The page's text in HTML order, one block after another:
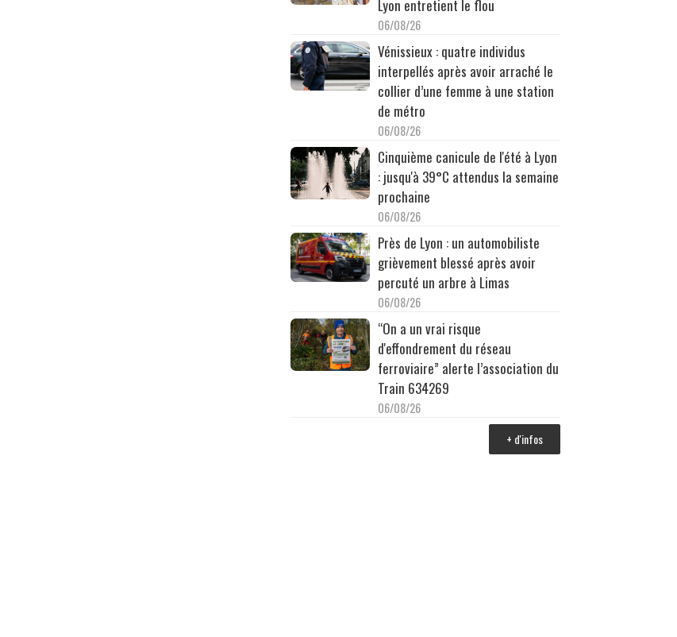
Lyon entretient le flou
06/08/26
Vénissieux : quatre individus
interpellés après avoir arraché le
collier d’une femme à une station
de métro
06/08/26
Cinquième canicule de l'été à Lyon
: jusqu'à 39°C attendus la semaine
prochaine
06/08/26
Près de Lyon : un automobiliste
grièvement blessé après avoir
percuté un arbre à Limas
06/08/26
“On a un vrai risque
d'effondrement du réseau
ferroviaire” alerte l’association du
Train 634269
06/08/26
+ d'infos